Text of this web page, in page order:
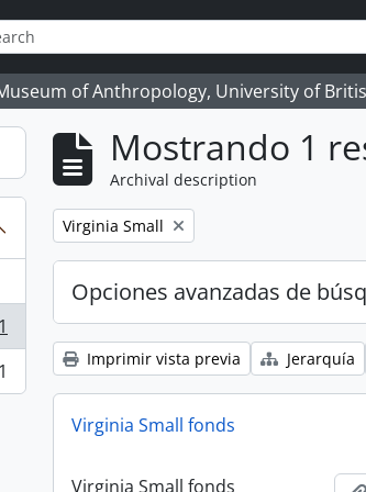
options
of Anthropology, University of
1
1
Mostrando 1
Archival description
Remove filter:
Virginia Small
Opciones avanzadas de
Imprimir vista previa Jerarquía
Virginia Small fonds
Virginia Small fonds